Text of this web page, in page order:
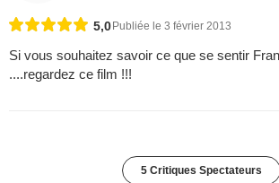
5,0 Publiée le 3 février 2013
Si vous souhaitez savoir ce que se sentir
....regardez ce film !!!
5 Critiques Spectateurs